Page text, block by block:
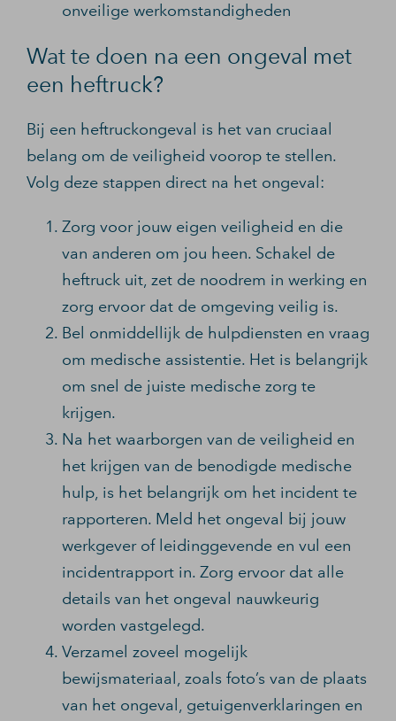
onveilige werkomstandigheden
Wat te doen na een ongeval met
een heftruck?
Bij een heftruckongeval is het van cruciaal
belang om de veiligheid voorop te stellen.
Volg deze stappen direct na het ongeval:
Zorg voor jouw eigen veiligheid en die
van anderen om jou heen. Schakel de
heftruck uit, zet de noodrem in werking en
zorg ervoor dat de omgeving veilig is.
Bel onmiddellijk de hulpdiensten en vraag
om medische assistentie. Het is belangrijk
om snel de juiste medische zorg te
krijgen.
Na het waarborgen van de veiligheid en
het krijgen van de benodigde medische
hulp, is het belangrijk om het incident te
rapporteren. Meld het ongeval bij jouw
werkgever of leidinggevende en vul een
incidentrapport in. Zorg ervoor dat alle
details van het ongeval nauwkeurig
worden vastgelegd.
Verzamel zoveel mogelijk
bewijsmateriaal, zoals foto’s van de plaats
van het ongeval, getuigenverklaringen en